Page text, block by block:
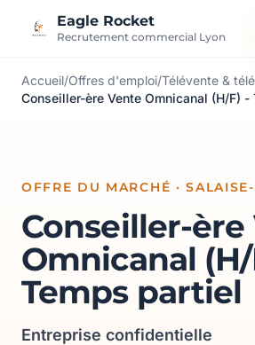
Eagle Rocket
Recrutement commercial Lyon
Accueil/Offres d'emploi/Télévente &
Conseiller-ère Vente Omnicanal (H/F) -
OFFRE DU MARCHÉ ·
Conseiller-ère
Omnicanal (H/
Temps partiel
Entreprise confidentielle